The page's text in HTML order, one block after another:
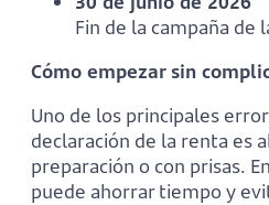
Fin de la campaña de
Cómo empezar sin
Uno de los principales
declaración de la renta es
preparación o con prisas.
puede ahorrar tiempo y